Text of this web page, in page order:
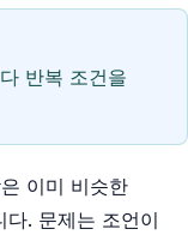
반복 조건을
이미 비슷한
. 문제는 조언이